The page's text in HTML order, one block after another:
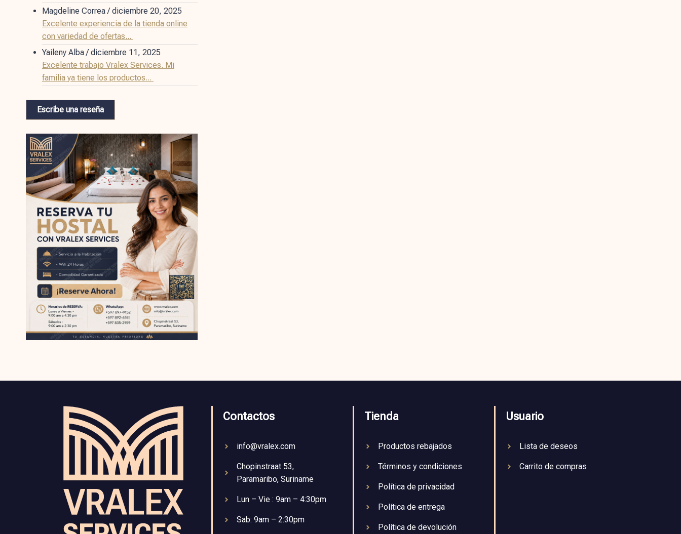
Magdeline Correa /diciembre 20, 2025
Excelente experiencia de la tienda online
con variedad de ofertas...
Yaileny Alba /diciembre 11, 2025
Excelente trabajo Vralex Services. Mi
familia ya tiene los productos...
Escribe una reseña
Contactos
info@vralex.com
Chopinstraat 53,
Paramaribo, Suriname
Lun – Vie : 9am – 4:30pm
Sab: 9am – 2:30pm
Tienda
Productos rebajados
Términos y condiciones
Política de privacidad
Política de entrega
Política de devolución
Usuario
Lista de deseos
Carrito de compras